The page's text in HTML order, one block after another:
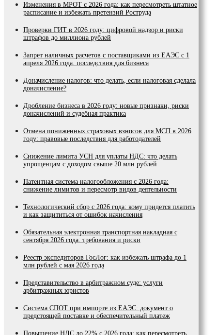
Изменения в МРОТ с 2026 года: как пересмотреть штатное
расписание и избежать претензий Роструда
Проверки ГИТ в 2026 году: цифровой надзор и риски
штрафов до миллиона рублей
Запрет наличных расчетов с поставщиками из ЕАЭС с 1
апреля 2026 года: последствия для бизнеса
Доначисление налогов: что делать, если налоговая сделала
доначисление?
Дробление бизнеса в 2026 году: новые признаки, риски
доначислений и судебная практика
Отмена пониженных страховых взносов для МСП в 2026
году: правовые последствия для работодателей
Снижение лимита УСН для уплаты НДС: что делать
упрощенцам с доходом свыше 20 млн рублей
Патентная система налогообложения с 2026 года:
снижение лимитов и пересмотр видов деятельности
Технологический сбор с 2026 года: кому придется платить
и как защититься от ошибок начисления
Обязательная электронная транспортная накладная с
сентября 2026 года: требования и риски
Реестр экспедиторов ГосЛог: как избежать штрафа до 1
млн рублей с мая 2026 года
Представительство в арбитражном суде: услуги
арбитражных юристов
Система СПОТ при импорте из ЕАЭС: документ о
предстоящей поставке и обеспечительный платеж
Повышение НДС до 22% с 2026 года: как пересмотреть